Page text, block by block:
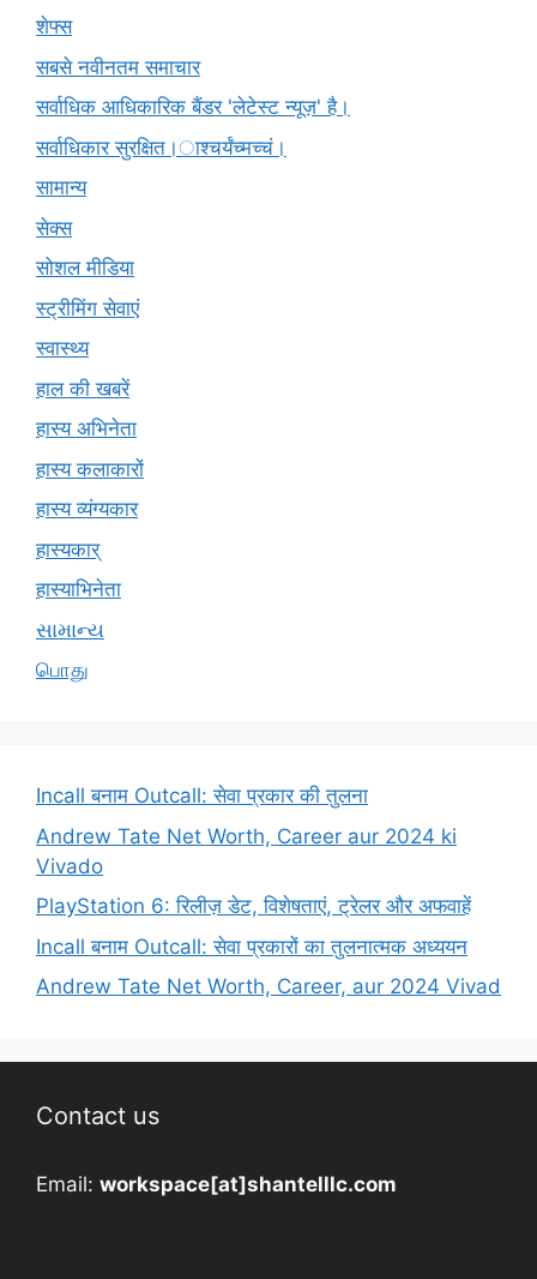
शेफ्स
सबसे नवीनतम समाचार
सर्वाधिक आधिकारिक बैंडर 'लेटेस्ट न्यूज़' है।
सर्वाधिकार सुरक्षित।ाश्चर्यंच्मच्चं।
सामान्य
सेक्स
सोशल मीडिया
स्ट्रीमिंग सेवाएं
स्वास्थ्य
हाल की खबरें
हास्य अभिनेता
हास्य कलाकारों
हास्य व्यंग्यकार
हास्यकार्
हास्याभिनेता
સામાન્ય
பொது
Incall बनाम Outcall: सेवा प्रकार की तुलना
Andrew Tate Net Worth, Career aur 2024 ki
Vivado
PlayStation 6: रिलीज़ डेट, विशेषताएं, ट्रेलर और अफवाहें
Incall बनाम Outcall: सेवा प्रकारों का तुलनात्मक अध्ययन
Andrew Tate Net Worth, Career, aur 2024 Vivad
Contact us
Email: workspace[at]shantelllc.com